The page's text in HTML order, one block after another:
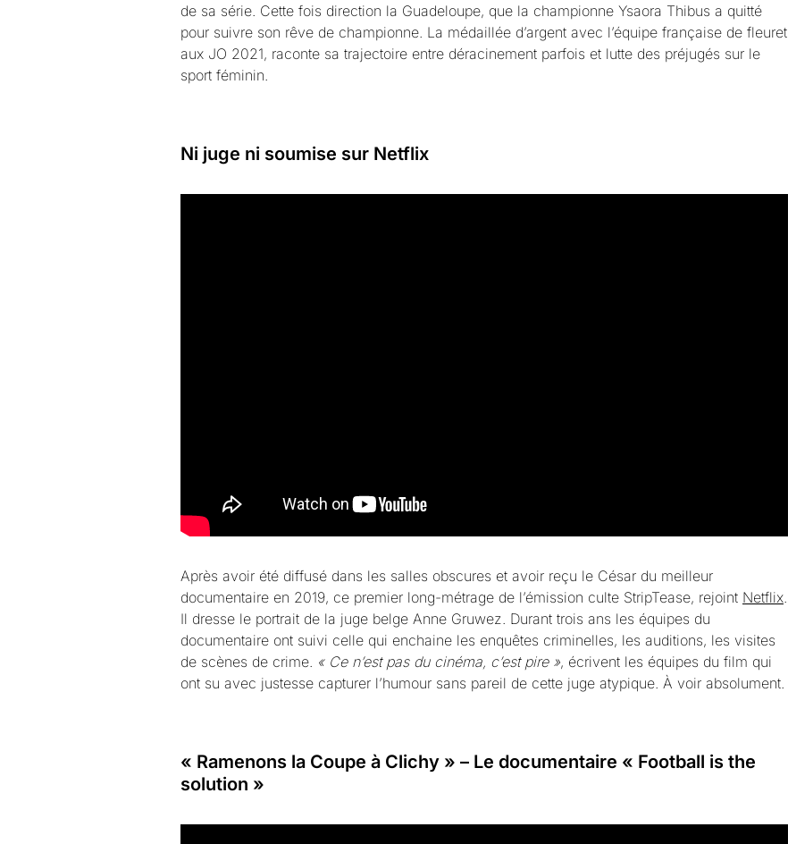
de sa série. Cette fois direction la Guadeloupe, que la championne Ysaora Thibus a quitté
pour suivre son rêve de championne. La médaillée d’argent avec l’équipe française de fleuret
aux JO 2021, raconte sa trajectoire entre déracinement parfois et lutte des préjugés sur le
sport féminin.
Ni juge ni soumise sur Netflix
Après avoir été diffusé dans les salles obscures et avoir reçu le César du meilleur
documentaire en 2019, ce premier long-métrage de l’émission culte StripTease, rejoint Netflix
Il dresse le portrait de la juge belge Anne Gruwez. Durant trois ans les équipes du
documentaire ont suivi celle qui enchaine les enquêtes criminelles, les auditions, les visites
de scènes de crime. « Ce n’est pas du cinéma, c’est pire », écrivent les équipes du film qui
ont su avec justesse capturer l’humour sans pareil de cette juge atypique. À voir absolument.
« Ramenons la Coupe à Clichy » – Le documentaire « Football is the
solution »